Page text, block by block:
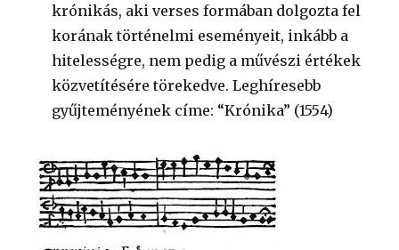
krónikás, aki verses formában dolgozta fel
korának történelmi eseményeit, inkább a
hitelességre, nem pedig a művészi értékek
közvetítésére törekedve. Leghíresebb
gyűjteményének címe: “Krónika” (1554)